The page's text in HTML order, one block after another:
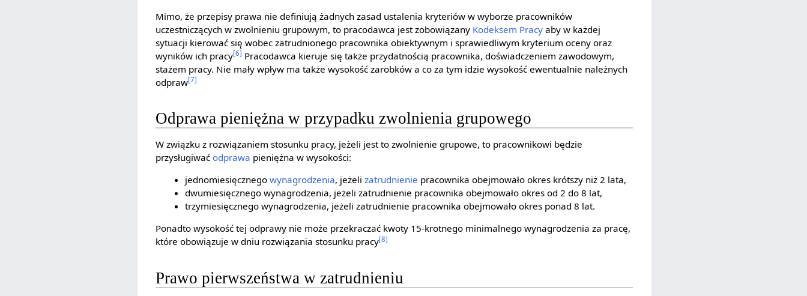
Mimo, że przepisy prawa nie definiują żadnych zasad ustalenia kryteriów w wyborze pracowników
uczestniczących w zwolnieniu grupowym, to pracodawca jest zobowiązany Kodeksem Pracy aby w każdej
sytuacji kierować się wobec zatrudnionego pracownika obiektywnym i sprawiedliwym kryterium oceny oraz
wyników ich pracy[6] Pracodawca kieruje się także przydatnością pracownika, doświadczeniem zawodowym,
stażem pracy. Nie mały wpływ ma także wysokość zarobków a co za tym idzie wysokość ewentualnie należnych
odpraw[7]
Odprawa pieniężna w przypadku zwolnienia grupowego
W związku z rozwiązaniem stosunku pracy, jeżeli jest to zwolnienie grupowe, to pracownikowi będzie
przysługiwaćodprawa pieniężna w wysokości:
jednomiesięcznego wynagrodzenia, jeżeli zatrudnienie pracownika obejmowało okres krótszy niż 2 lata,
dwumiesięcznego wynagrodzenia, jeżeli zatrudnienie pracownika obejmowało okres od 2 do 8 lat,
trzymiesięcznego wynagrodzenia, jeżeli zatrudnienie pracownika obejmowało okres ponad 8 lat.
Ponadto wysokość tej odprawy nie może przekraczać kwoty 15-krotnego minimalnego wynagrodzenia za pracę,
które obowiązuje w dniu rozwiązania stosunku pracy[8]
Prawo pierwszeństwa w zatrudnieniu